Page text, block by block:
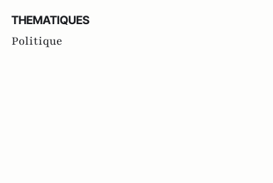
THEMATIQUES
Politique